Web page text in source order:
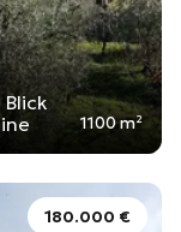
1100 m²
180.000 €